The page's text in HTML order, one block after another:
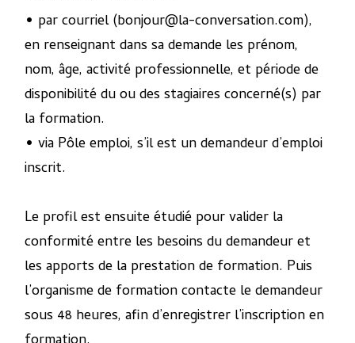
• par courriel (bonjour@la-conversation.com),
en renseignant dans sa demande les prénom,
nom, âge, activité professionnelle, et période de
disponibilité du ou des stagiaires concerné(s) par
la formation.
• via Pôle emploi, s’il est un demandeur d’emploi
inscrit.
Le profil est ensuite étudié pour valider la
conformité entre les besoins du demandeur et
les apports de la prestation de formation. Puis
l’organisme de formation contacte le demandeur
sous 48 heures, afin d’enregistrer l’inscription en